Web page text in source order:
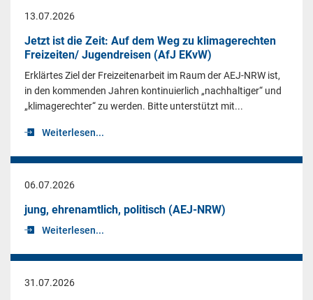
13.07.2026
Jetzt ist die Zeit: Auf dem Weg zu klimagerechten
Freizeiten/ Jugendreisen (AfJ EKvW)
Erklärtes Ziel der Freizeitenarbeit im Raum der AEJ-NRW ist,
in den kommenden Jahren kontinuierlich „nachhaltiger“ und
„klimagerechter“ zu werden. Bitte unterstützt mit...
Weiterlesen...
06.07.2026
jung, ehrenamtlich, politisch (AEJ-NRW)
Weiterlesen...
31.07.2026